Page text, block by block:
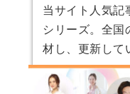
当サイト人気記
シリーズ。全国
材し、更新して